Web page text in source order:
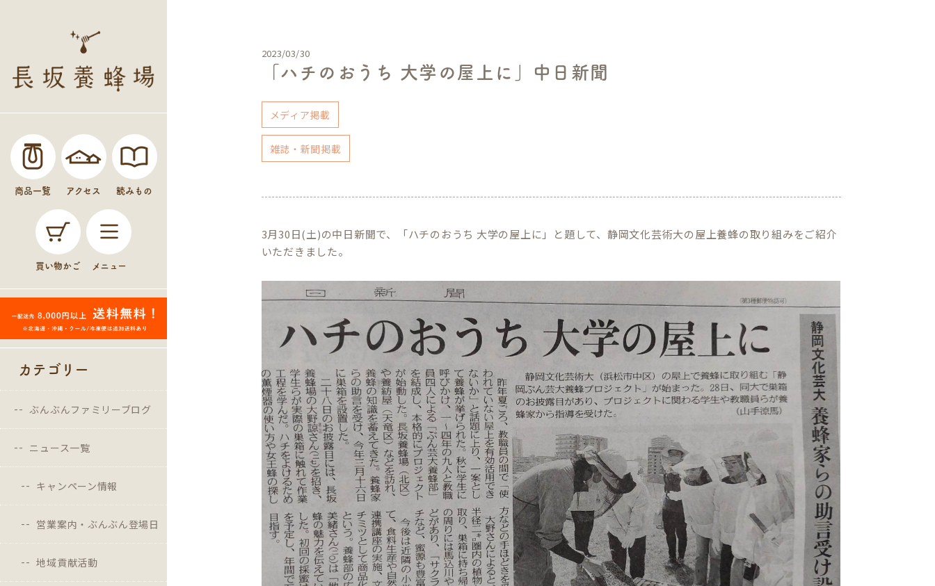
商品一覧 アクセス 読みもの
買い物かご メニュー
カテゴリー
ぶんぶんファミリーブログ
ニュース一覧
キャンペーン情報
営業案内・ぶんぶん登場日
地域貢献活動
2023/03/30
「ハチのおうち 大学の屋上に」中日新聞
メディア掲載
雑誌・新聞掲載
3月30日(土)の中日新聞で、「ハチのおうち 大学の屋上に」と題して、静岡文化芸術大の屋上養蜂の取り組みをご紹介
いただきました。